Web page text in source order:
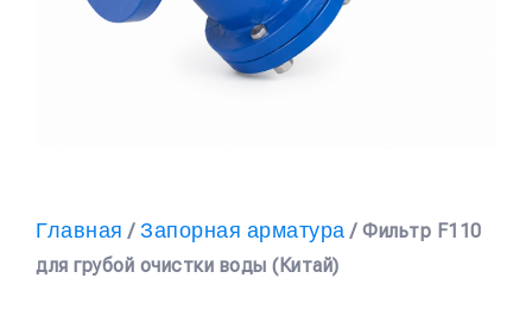
Главная / Запорная арматура / Фильтр F110
для грубой очистки воды (Китай)